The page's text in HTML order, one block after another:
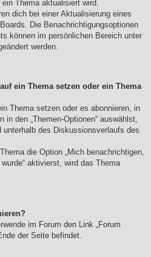
Thema aktualisiert wird.
dich bei einer Aktualisierung eines
Die Benachrichtigungsoptionen
können im persönlichen Bereich unter
werden.
ein Thema setzen oder ein Thema
Thema setzen oder es abonnieren, in
den „Themen-Optionen“ auswählst,
unterhalb des Diskussionsverlaufs des
die Option „Mich benachrichtigen,
aktivierst, wird das Thema
im Forum den Link „Forum
der Seite befindet.